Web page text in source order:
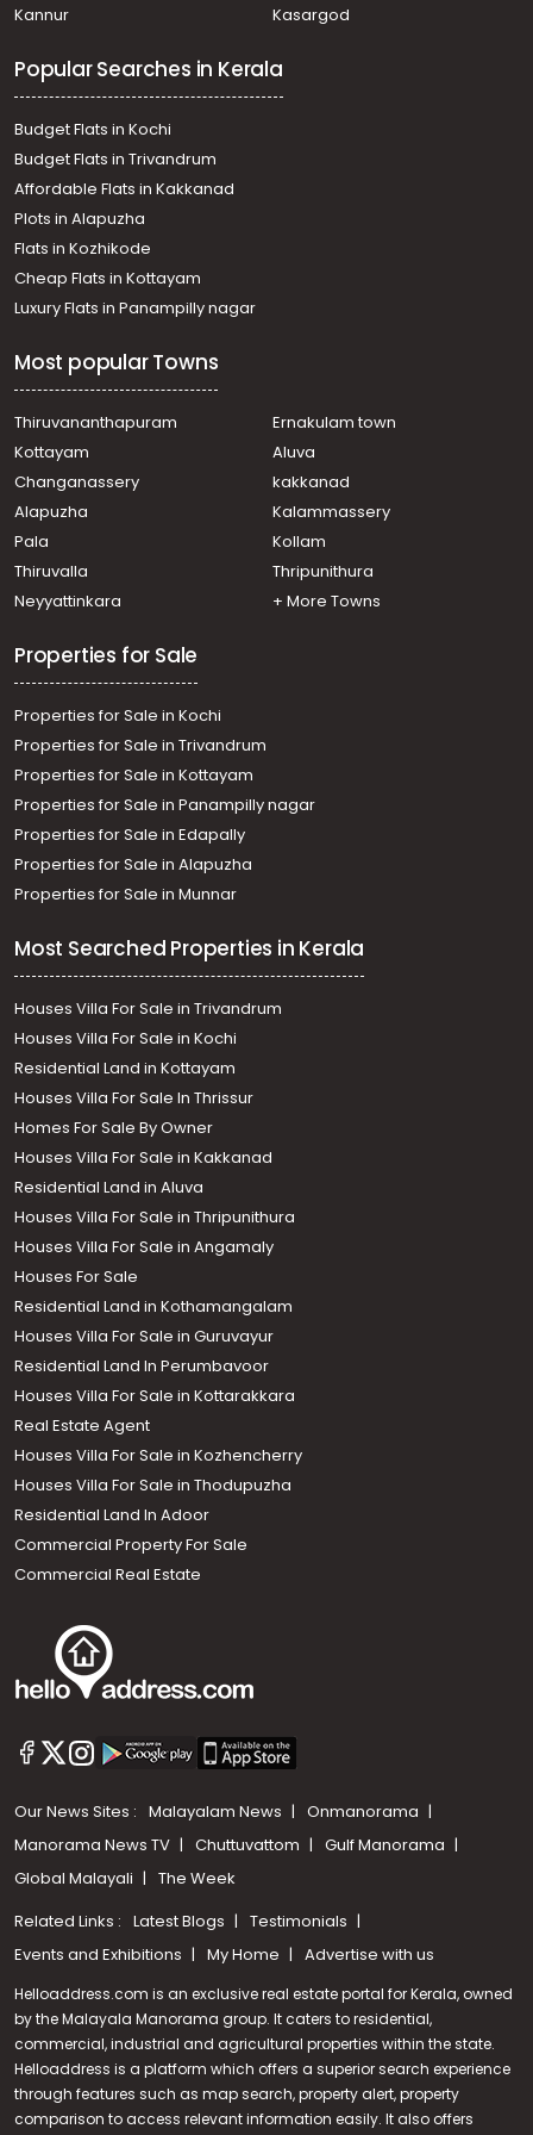
Call us
Commercial Land for Sale in Thrissur, Thrissur, Thrissur
Commercial Land for Sale in Thrissur, Thrissur,
Kozhukkully
Commercial Land for Sale in Thrissur, Thrissur,
Chembukkavu
Commercial Land for Sale in Thrissur, Thrissur, Thrissur
town
Commercial Land for Sale in Thrissur, Thrissur, Cheroor
Commercial Land for Sale in Thrissur, Thrissur, Thrissur
town
Commercial Land for Sale in Thrissur, Thrissur,
Kizhakkumpattukara
Kannur
Kasargod
Popular Searches in Kerala
Budget Flats in Kochi
Budget Flats in Trivandrum
Affordable Flats in Kakkanad
Plots in Alapuzha
Flats in Kozhikode
Cheap Flats in Kottayam
Luxury Flats in Panampilly nagar
Most popular Towns
Thiruvananthapuram
Ernakulam town
Kottayam
Aluva
Changanassery
kakkanad
Alapuzha
Kalammassery
Pala
Kollam
Thiruvalla
Thripunithura
Neyyattinkara
+ More Towns
Properties for Sale
Properties for Sale in Kochi
Properties for Sale in Trivandrum
Properties for Sale in Kottayam
Properties for Sale in Panampilly nagar
Properties for Sale in Edapally
Properties for Sale in Alapuzha
Properties for Sale in Munnar
Most Searched Properties in Kerala
Houses Villa For Sale in Trivandrum
Houses Villa For Sale in Kochi
Residential Land in Kottayam
Houses Villa For Sale In Thrissur
Homes For Sale By Owner
Houses Villa For Sale in Kakkanad
Residential Land in Aluva
Houses Villa For Sale in Thripunithura
Houses Villa For Sale in Angamaly
Houses For Sale
Residential Land in Kothamangalam
Houses Villa For Sale in Guruvayur
Residential Land In Perumbavoor
Houses Villa For Sale in Kottarakkara
Real Estate Agent
Houses Villa For Sale in Kozhencherry
Houses Villa For Sale in Thodupuzha
Residential Land In Adoor
Commercial Property For Sale
Commercial Real Estate
Our News Sites : Malayalam News
Onmanorama
Manorama News TV
Chuttuvattom
Gulf Manorama
Global Malayali
The Week
Related Links : Latest Blogs
Testimonials
Events and Exhibitions
My Home Advertise with us
Helloaddress.com is an exclusive real estate portal for Kerala, owned
by the Malayala Manorama group. It caters to residential,
commercial, industrial and agricultural properties within the state.
Helloaddress is a platform which offers a superior search experience
through features such as map search, property alert, property
comparison to access relevant information easily. It also offers